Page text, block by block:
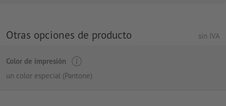
Otras opciones de producto sin IVA
Color de impresión
un color especial (Pantone)